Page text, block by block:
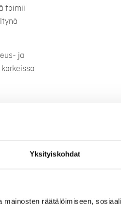
Yksityiskohdat
räätälöimiseen,
toimii
ja